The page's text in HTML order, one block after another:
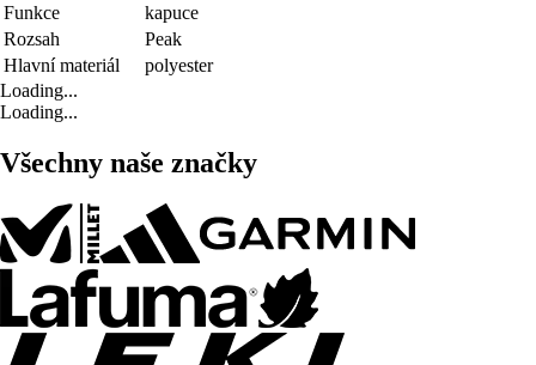
Funkce
kapuce
Rozsah
Peak
Hlavní materiál
polyester
Loading...
Loading...
Všechny naše značky